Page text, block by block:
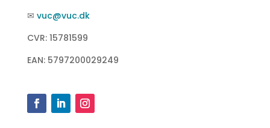
✉ vuc@vuc.dk
CVR: 15781599
EAN: 5797200029249